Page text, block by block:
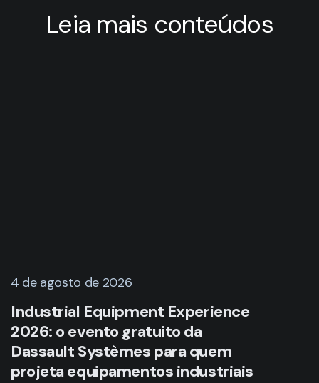
Leia mais conteúdos
4 de agosto de 2026
Industrial Equipment Experience
2026: o evento gratuito da
Dassault Systèmes para quem
projeta equipamentos industriais